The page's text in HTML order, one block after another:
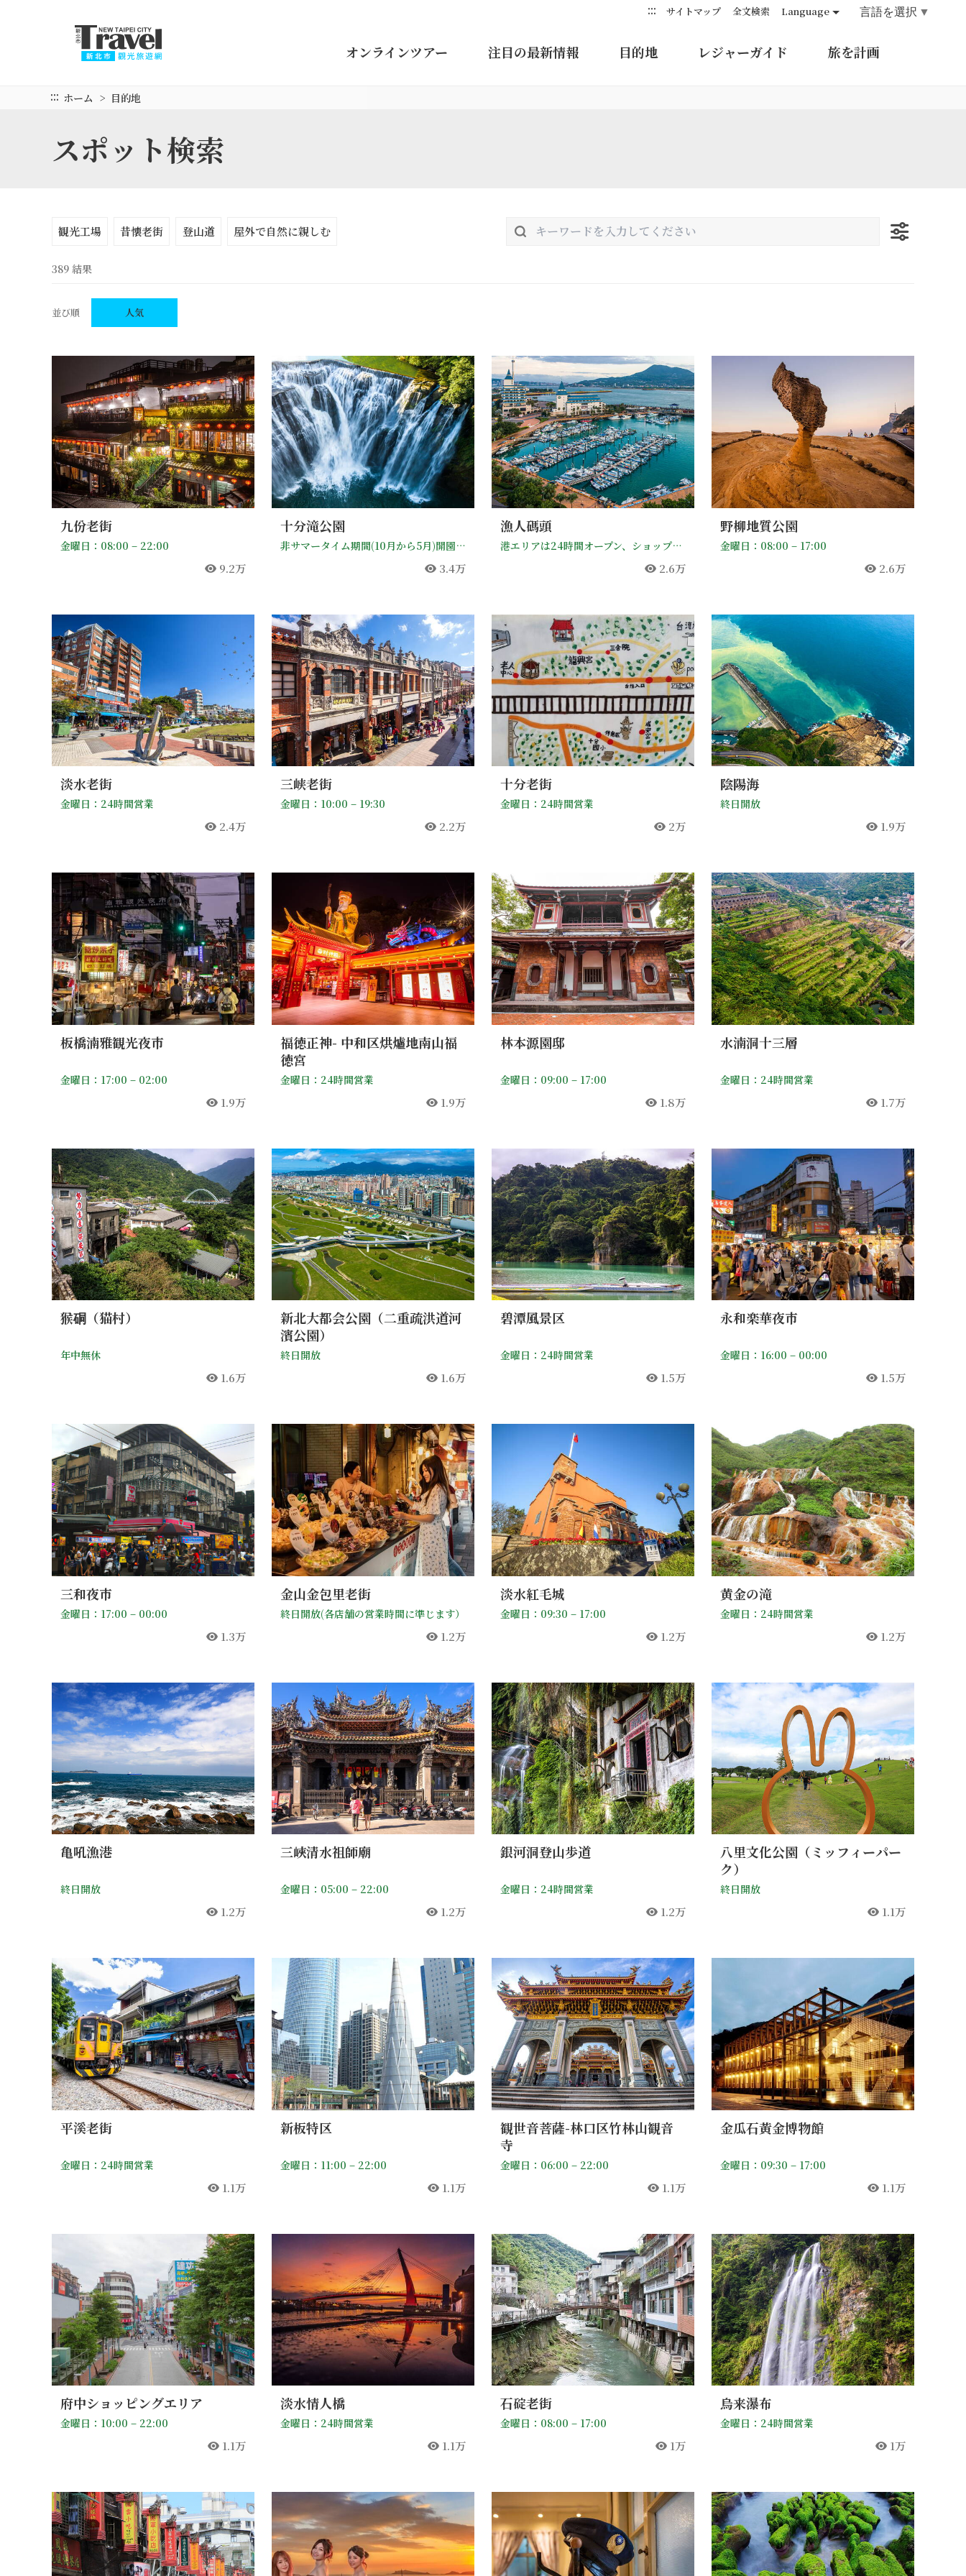
::: サイトマップ 全文検索 Language 言語を選択 ▼
オンラインツアー 注目の最新情報 目的地 レジャーガイド 旅を計画
::: ホーム 目的地
スポット検索
観光工場 昔懐老街 登山道 屋外で自然に親しむ
389 結果
並び順 人気
九份老街
金曜日：08:00 – 22:00
人気9.2万
十分滝公園
非サマータイム期間(10月から5月)開園時間9:00-17:00、最終入園時間16:30。 サマータイム期間(6月から9月)開園時間9:00-18:00、最終入園時間17:30。
人気3.4万
漁人碼頭
港エリアは24時間オープン、ショップの営業時間は11:00～20:00。来訪前に漁人碼頭保全センター 02-28053442 へ電話でお問い合わせください。
人気2.6万
野柳地質公園
金曜日：08:00 – 17:00
人気2.6万
淡水老街
金曜日：24時間営業
人気2.4万
三峡老街
金曜日：10:00 – 19:30
人気2.2万
十分老街
金曜日：24時間営業
人気2万
陰陽海
終日開放
人気1.9万
板橋湳雅観光夜市
金曜日：17:00 – 02:00
人気1.9万
福徳正神- 中和区烘爐地南山福
徳宮
金曜日：24時間営業
人気1.9万
林本源園邸
金曜日：09:00 – 17:00
人気1.8万
水湳洞十三層
金曜日：24時間営業
人気1.7万
猴硐（猫村）
年中無休
人気1.6万
新北大都会公園（二重疏洪道河
濱公園）
終日開放
人気1.6万
碧潭風景区
金曜日：24時間営業
人気1.5万
永和楽華夜市
金曜日：16:00 – 00:00
人気1.5万
三和夜市
金曜日：17:00 – 00:00
人気1.3万
金山金包里老街
終日開放(各店舗の営業時間に準じます）
人気1.2万
淡水紅毛城
金曜日：09:30 – 17:00
人気1.2万
黄金の滝
金曜日：24時間営業
人気1.2万
亀吼漁港
終日開放
人気1.2万
三峽清水祖師廟
金曜日：05:00 – 22:00
人気1.2万
銀河洞登山歩道
金曜日：24時間営業
人気1.2万
八里文化公園（ミッフィーパー
ク）
終日開放
人気1.1万
平溪老街
金曜日：24時間営業
人気1.1万
新板特区
金曜日：11:00 – 22:00
人気1.1万
観世音菩薩-林口区竹林山観音
寺
金曜日：06:00 – 22:00
人気1.1万
金瓜石黃金博物館
金曜日：09:30 – 17:00
人気1.1万
府中ショッピングエリア
金曜日：10:00 – 22:00
人気1.1万
淡水情人橋
金曜日：24時間営業
人気1.1万
石碇老街
金曜日：08:00 – 17:00
人気1万
烏来瀑布
金曜日：24時間営業
人気1万